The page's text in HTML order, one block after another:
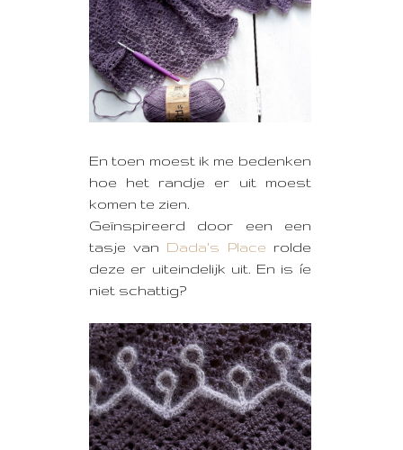
En toen moest ik me bedenken
hoe het randje er uit moest
komen te zien.
Geïnspireerd door een een
tasje van Dada's Place rolde
deze er uiteindelijk uit. En is íe
niet schattig?